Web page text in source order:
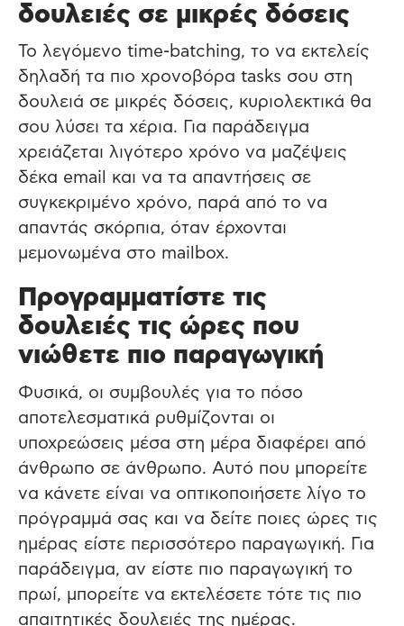
δουλειές σε μικρές δόσεις
Το λεγόμενο time-batching, το να εκτελείς
δηλαδή τα πιο χρονοβόρα tasks σου στη
δουλειά σε μικρές δόσεις, κυριολεκτικά θα
σου λύσει τα χέρια. Για παράδειγμα
χρειάζεται λιγότερο χρόνο να μαζέψεις
δέκα email και να τα απαντήσεις σε
συγκεκριμένο χρόνο, παρά από το να
απαντάς σκόρπια, όταν έρχονται
μεμονωμένα στο mailbox.
Προγραμματίστε τις
δουλειές τις ώρες που
νιώθετε πιο παραγωγική
Φυσικά, οι συμβουλές για το πόσο
αποτελεσματικά ρυθμίζονται οι
υποχρεώσεις μέσα στη μέρα διαφέρει από
άνθρωπο σε άνθρωπο. Αυτό που μπορείτε
να κάνετε είναι να οπτικοποιήσετε λίγο το
πρόγραμμά σας και να δείτε ποιες ώρες τις
ημέρας είστε περισσότερο παραγωγική. Για
παράδειγμα, αν είστε πιο παραγωγική το
πρωί, μπορείτε να εκτελέσετε τότε τις πιο
απαιτητικές δουλειές της ημέρας.